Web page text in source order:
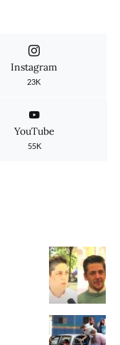
Instagram
23K
YouTube
55K